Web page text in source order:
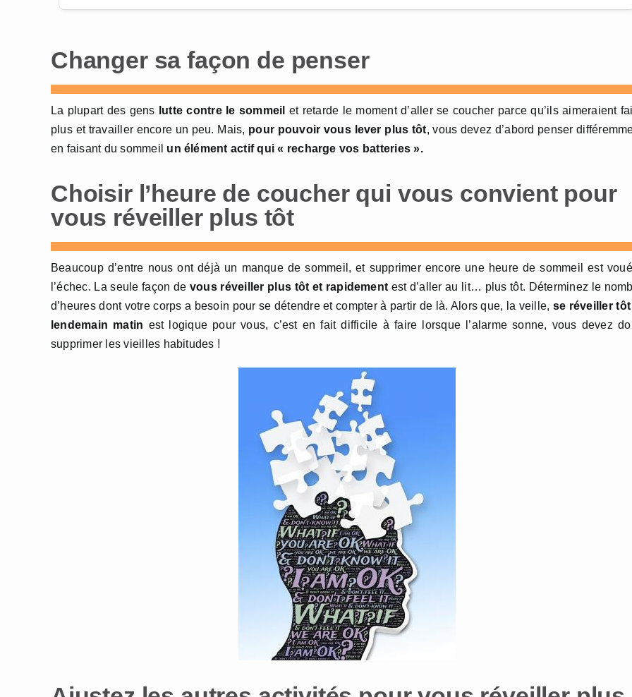
Changer sa façon de penser
La plupart des gens lutte contre le sommeil et retarde le moment d’aller se coucher parce qu’ils aimeraient
plus et travailler encore un peu. Mais, pour pouvoir vous lever plus tôt, vous devez d’abord penser
en faisant du sommeil un élément actif qui « recharge vos batteries ».
Choisir l’heure de coucher qui vous convient pour
vous réveiller plus tôt
Beaucoup d’entre nous ont déjà un manque de sommeil, et supprimer encore une heure de sommeil est
l’échec. La seule façon de vous réveiller plus tôt et rapidement est d’aller au lit… plus tôt. Déterminez le
d’heures dont votre corps a besoin pour se détendre et compter à partir de là. Alors que, la veille, se réveiller
lendemain matin est logique pour vous, c’est en fait difficile à faire lorsque l’alarme sonne, vous devez
supprimer les vieilles habitudes !